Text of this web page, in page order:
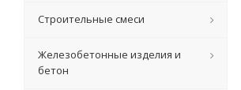
Строительные смеси
Железобетонные изделия и
бетон